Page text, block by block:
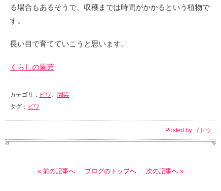
る場合もあるそうで、収穫までは時間がかかるという植物で
す。
長い目で育てていこうと思います。
くらしの園芸
カテゴリ： ビワ、
園芸
タグ： ビワ
Posted by ゴトウ
« 前の記事へ ブログのトップへ 次の記事へ »